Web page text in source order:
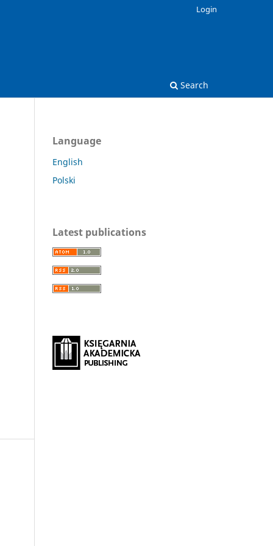
Search
Login
Language
English
Polski
Latest publications